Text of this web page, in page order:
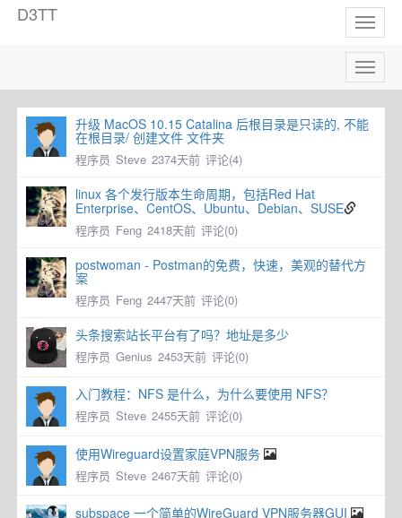
Toggle
D3TT
Toggle
升级 MacOS 10.15 Catalina 后根目录是只读的, 不能
在根目录/ 创建文件 文件夹
程序员 Steve 2374天前 评论(4)
linux 各个发行版本生命周期，包括Red Hat
Enterprise、CentOS、Ubuntu、Debian、SUSE
程序员 Feng 2418天前 评论(0)
postwoman - Postman的免费，快速，美观的替代方
案
程序员 Feng 2447天前 评论(0)
头条搜索站长平台有了吗？地址是多少
程序员 Genius 2453天前 评论(0)
入门教程：NFS 是什么，为什么要使用 NFS？
程序员 Steve 2455天前 评论(0)
使用Wireguard设置家庭VPN服务
程序员 Steve 2467天前 评论(0)
subspace 一个简单的WireGuard VPN服务器GUI